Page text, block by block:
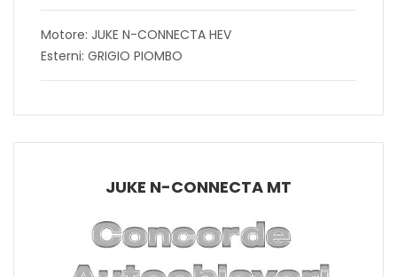
Motore: JUKE N-CONNECTA HEV
Esterni: GRIGIO PIOMBO
JUKE N-CONNECTA MT